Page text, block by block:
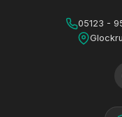
05123 -